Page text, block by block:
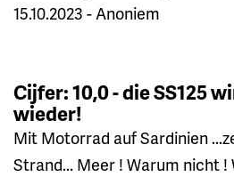
15.10.2023 - Anoniem
Cijfer: 10,0 - die SS125
wieder!
Mit Motorrad auf Sardinien
Strand... Meer ! Warum nicht !